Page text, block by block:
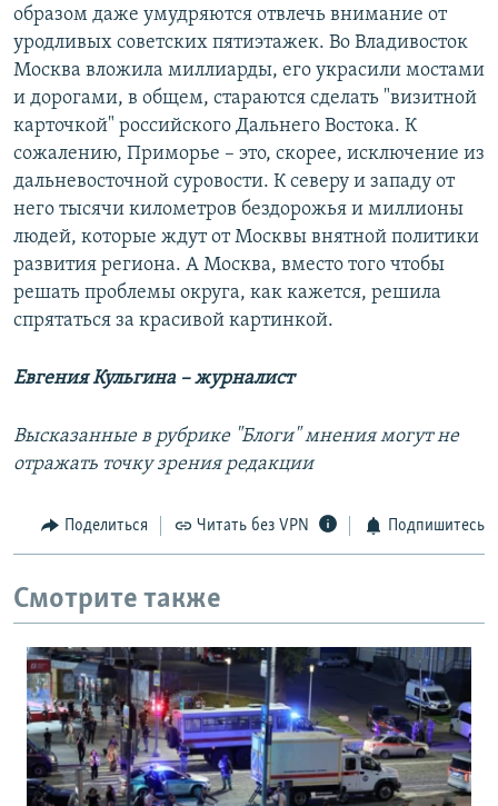
образом даже умудряются отвлечь внимание от
уродливых советских пятиэтажек. Во Владивосток
Москва вложила миллиарды, его украсили мостами
и дорогами, в общем, стараются сделать "визитной
карточкой" российского Дальнего Востока. К
сожалению, Приморье – это, скорее, исключение из
дальневосточной суровости. К северу и западу от
него тысячи километров бездорожья и миллионы
людей, которые ждут от Москвы внятной политики
развития региона. А Москва, вместо того чтобы
решать проблемы округа, как кажется, решила
спрятаться за красивой картинкой.
Евгения Кульгина – журналист
Высказанные в рубрике "Блоги" мнения могут не
отражать точку зрения редакции​
Поделиться Читать без VPN Подпишитесь
Смотрите также